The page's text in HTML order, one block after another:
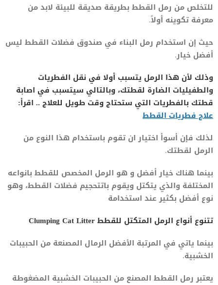
للتخلص من رمل القطط بطريقة صديقة للبيئة لابد من
معرفة تكوينه أولاً.
حيث إن استخدام رمل البناء في صندوق فضلات القطط ليس
أفضل خيار.
وذلك لأن هذا الرمل يتسبب أولا في نقل الفطريات
والطفيليات الضارة لقطتك، وبالتالي سيتسبب في اصابة
قطتك بالفطريات التي ستحتاج وقت طويل للعلاج .. اقرأ:
علاج فطريات القطط
لذلك فإن أسوأ اختيار ان تقوم باستخدام هذا النوع من
الرمل لقطتك.
بينما هناك خيار أفضل و هو الرمل المخصص للقطط بانواعه
المختلفة والذي يتكتل ويقوم باتتحجيم فضلات القطط، وهو
نوع أفضل بكثير عند استخدامة
تتنوع أنواع الرمل المتكتل للقطط Clumping Cat Litter
بينما ياتي في المرتبة الأفضل الرمال المصنعة من الحبيبات
الخشبية.
يعتبر رمل القطط المصنع من الحبيبات الخشبية المضغوطة